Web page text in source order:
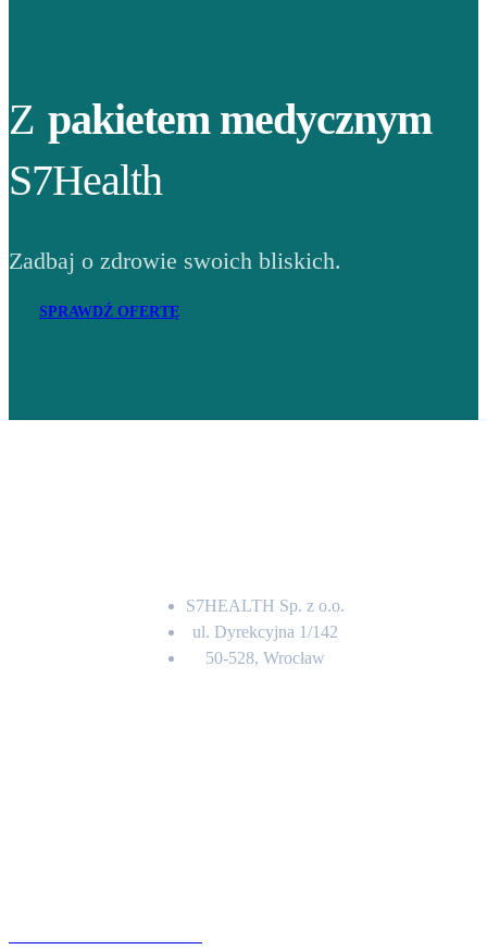
Z pakietem medycznym
S7Health
Zadbaj o zdrowie swoich bliskich.
SPRAWDŹ OFERTĘ
S7HEALTH Sp. z o.o.
ul. Dyrekcyjna 1/142
50-528, Wrocław